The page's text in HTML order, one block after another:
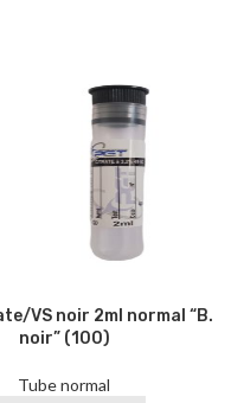
VS noir 2ml normal “B.
noir” (100)
Tube normal